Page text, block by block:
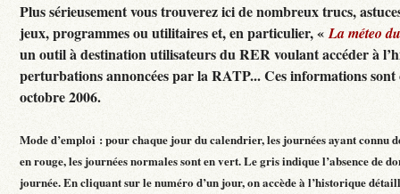
Plus sérieusement vous trouverez ici de nombreux trucs,
jeux, programmes ou utilitaires et, en particulier, «La méteo
un outil à destination utilisateurs du RER voulant accéder à
perturbations annoncées par la RATP... Ces informations sont
octobre 2006.
Mode d’emploi : pour chaque jour du calendrier, les journées ayant connu
en rouge, les journées normales sont en vert. Le gris indique l’absence de
journée. En cliquant sur le numéro d’un jour, on accède à l’historique